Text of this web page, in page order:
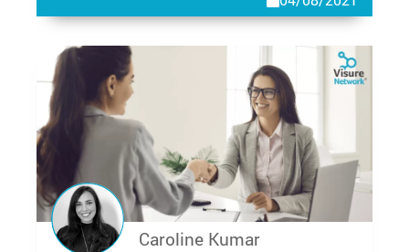
Caroline Kumar